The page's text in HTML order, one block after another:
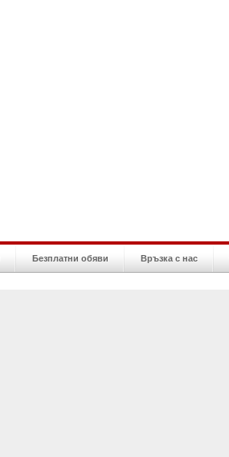
Безплатни обяви Връзка с нас